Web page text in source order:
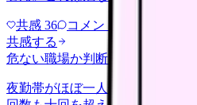
共感 36 コメント
共感する
危ない職場か判断してほしい
夜勤帯がほぼ一人体制で、受け